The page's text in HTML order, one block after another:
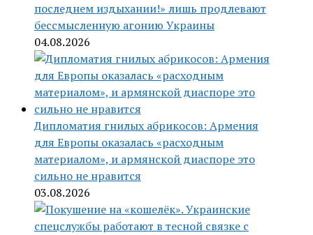
последнем издыхании!» лишь продлевают
бессмысленную агонию Украины
04.08.2026
Дипломатия гнилых абрикосов: Армения
для Европы оказалась «расходным
материалом», и армянской диаспоре это
сильно не нравится
03.08.2026